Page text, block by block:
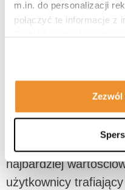
m.in. do personalizacji
połączyć te informacje z
href="https://
target="_blank">Polityce
href="https://business-
danych</a>.
Zezwól
inwestycja, a nie
sprzedaży w krótkim
kampanii
konsekwentnie
organiczną, zyskują
perspektywie.
najbardziej
użytkownicy